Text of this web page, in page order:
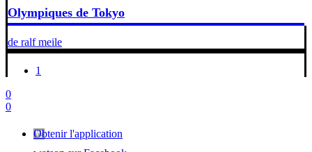
Olympiques de Tokyo
de ralf meile
1
0
0
Obtenir l'application